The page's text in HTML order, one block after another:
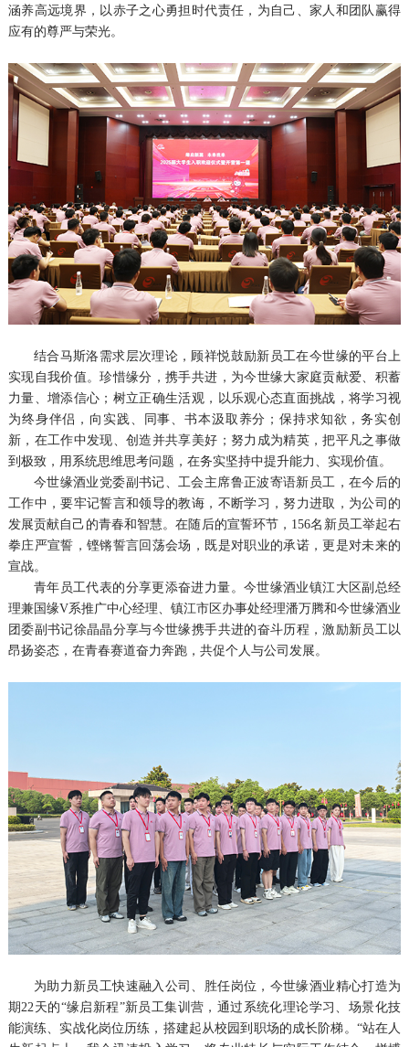
涵养高远境界，以赤子之心勇担时代责任，为自己、家人和团队赢得
应有的尊严与荣光。
结合马斯洛需求层次理论，顾祥悦鼓励新员工在今世缘的平台上
实现自我价值。珍惜缘分，携手共进，为今世缘大家庭贡献爱、积蓄
力量、增添信心；树立正确生活观，以乐观心态直面挑战，将学习视
为终身伴侣，向实践、同事、书本汲取养分；保持求知欲，务实创
新，在工作中发现、创造并共享美好；努力成为精英，把平凡之事做
到极致，用系统思维思考问题，在务实坚持中提升能力、实现价值。
今世缘酒业党委副书记、工会主席鲁正波寄语新员工，在今后的
工作中，要牢记誓言和领导的教诲，不断学习，努力进取，为公司的
发展贡献自己的青春和智慧。在随后的宣誓环节，156名新员工举起右
拳庄严宣誓，铿锵誓言回荡会场，既是对职业的承诺，更是对未来的
宣战。
青年员工代表的分享更添奋进力量。今世缘酒业镇江大区副总经
理兼国缘V系推广中心经理、镇江市区办事处经理潘万腾和今世缘酒业
团委副书记徐晶晶分享与今世缘携手共进的奋斗历程，激励新员工以
昂扬姿态，在青春赛道奋力奔跑，共促个人与公司发展。
为助力新员工快速融入公司、胜任岗位，今世缘酒业精心打造为
期22天的“缘启新程”新员工集训营，通过系统化理论学习、场景化技
能演练、实战化岗位历练，搭建起从校园到职场的成长阶梯。“站在人